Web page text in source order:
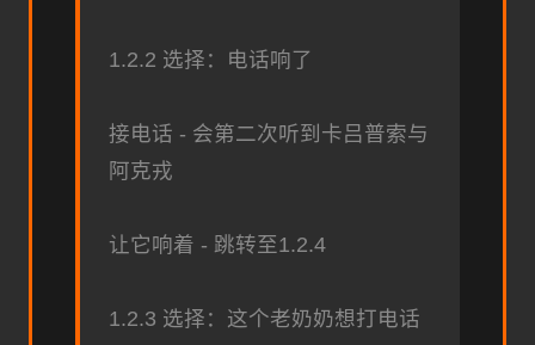
1.2.2 选择：电话响了
接电话 - 会第二次听到卡吕普索与
阿克戎
让它响着 - 跳转至1.2.4
1.2.3 选择：这个老奶奶想打电话